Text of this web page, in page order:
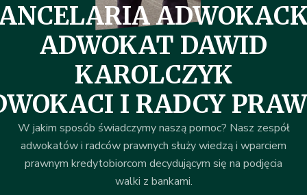
ADWOKAT DAWID
KAROLCZYK
I RADCY
W jakim sposób świadczymy naszą pomoc? Nasz zespół
adwokatów i radców prawnych służy wiedzą i wparciem
prawnym kredytobiorcom decydującym się na podjęcia
walki z bankami.